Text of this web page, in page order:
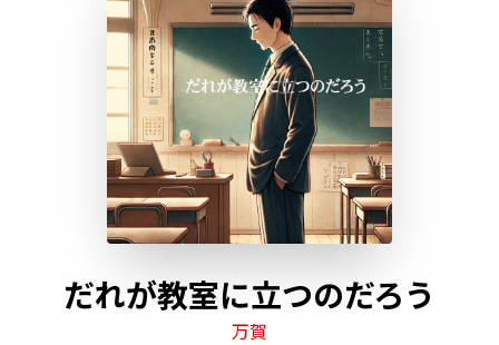
初回30日間無料お試し
だれが教室に立つのだろう
万賀